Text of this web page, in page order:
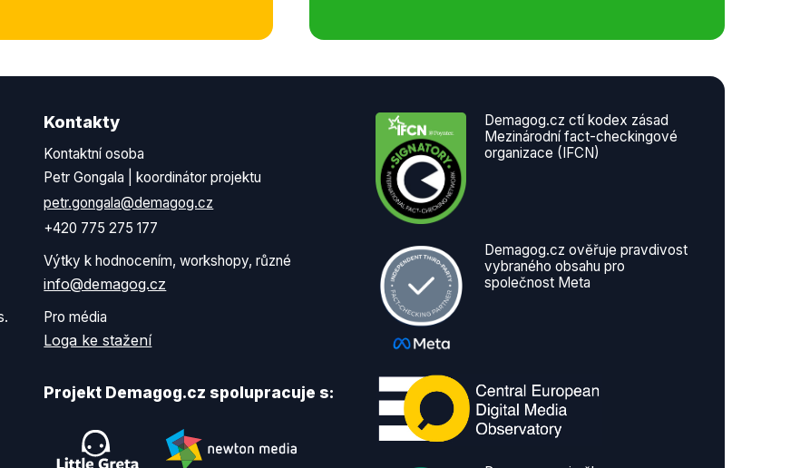
Kontakty
Kontaktní osoba
Petr Gongala | koordinátor projektu
petr.gongala@demagog.cz
+420 775 275 177
Výtky k hodnocením, workshopy, různé
info@demagog.cz
Pro média
Loga ke stažení
Projekt Demagog.cz spolupracuje s:
Demagog.cz ctí kodex zásad
Mezinárodní fact-checkingové
organizace (IFCN)
Demagog.cz ověřuje pravdivost
vybraného obsahu pro
společnost Meta